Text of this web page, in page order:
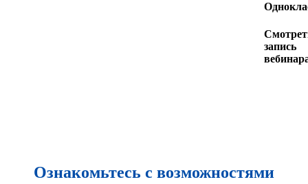
запись
Ознакомьтесь с возможностями